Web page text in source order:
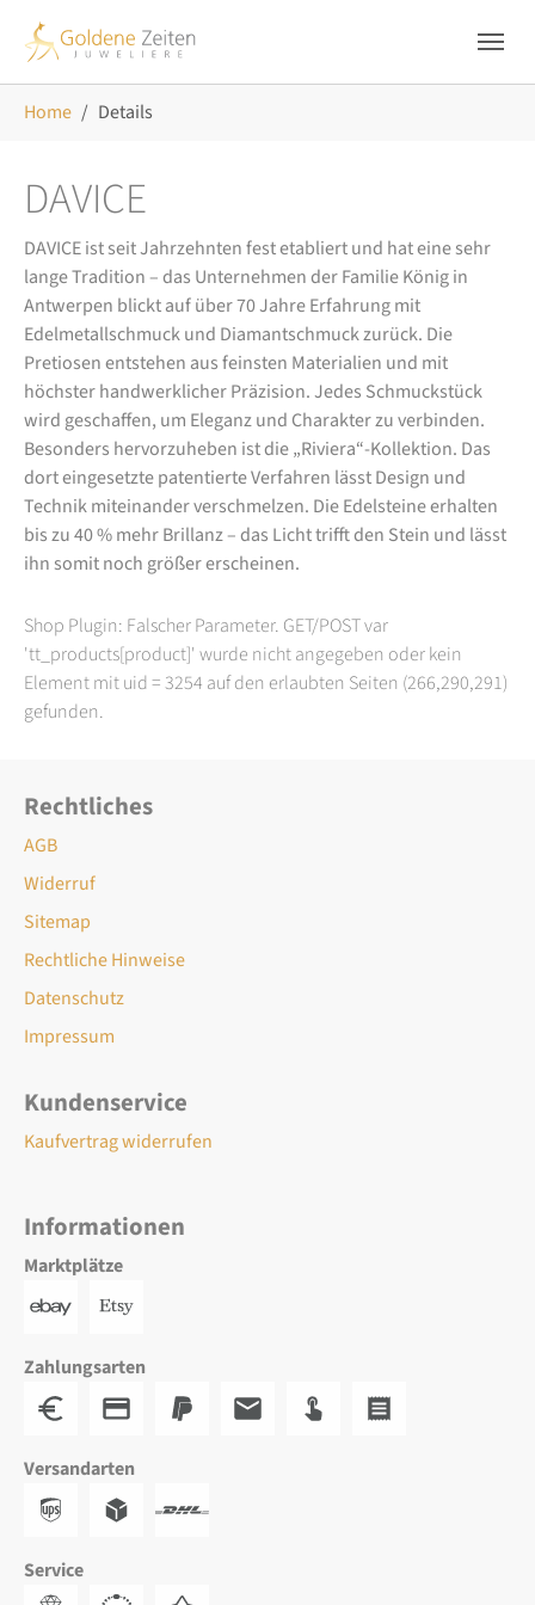
Home Details
DAVICE
DAVICE ist seit Jahrzehnten fest etabliert und hat eine sehr
lange Tradition – das Unternehmen der Familie König in
Antwerpen blickt auf über 70 Jahre Erfahrung mit
Edelmetallschmuck und Diamantschmuck zurück. Die
Pretiosen entstehen aus feinsten Materialien und mit
höchster handwerklicher Präzision. Jedes Schmuckstück
wird geschaffen, um Eleganz und Charakter zu verbinden.
Besonders hervorzuheben ist die „Riviera“-Kollektion. Das
dort eingesetzte patentierte Verfahren lässt Design und
Technik miteinander verschmelzen. Die Edelsteine erhalten
bis zu 40 % mehr Brillanz – das Licht trifft den Stein und lässt
ihn somit noch größer erscheinen.
Shop Plugin: Falscher Parameter. GET/POST var
'tt_products[product]' wurde nicht angegeben oder kein
Element mit uid = 3254 auf den erlaubten Seiten (266,290,291)
gefunden.
Rechtliches
AGB
Widerruf
Sitemap
Rechtliche Hinweise
Datenschutz
Impressum
Kundenservice
Kaufvertrag widerrufen
Informationen
Marktplätze
Zahlungsarten
Versandarten
Service